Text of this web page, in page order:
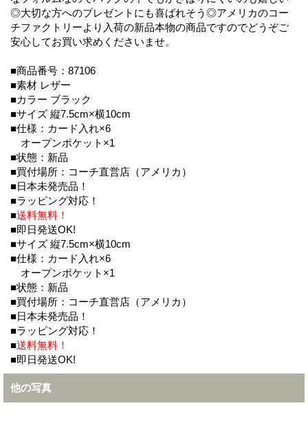
◎大切な方へのプレゼントにも喜ばれそう◎アメリカのコー
チファクトリーより入荷の新品本物の商品ですのでどうぞご
安心してお買い求めくださいませ。
■商品番号：87106
■素材 レザー
■カラー ブラック
■サイズ 縦7.5cm×横10cm
■仕様：カード入れ×6
オープンポケット×1
■状態：新品
■買付場所：コーチ直営店（アメリカ）
■日本未発売品！
■ラッピング対応！
■送料無料！
■即日発送OK!
■サイズ 縦7.5cm×横10cm
■仕様：カード入れ×6
オープンポケット×1
■状態：新品
■買付場所：コーチ直営店（アメリカ）
■日本未発売品！
■ラッピング対応！
■送料無料！
■即日発送OK!
他の写真